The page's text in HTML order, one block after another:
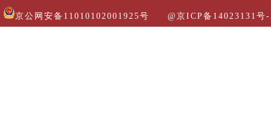
京公网安备11010102001925号 @京ICP备14023131号